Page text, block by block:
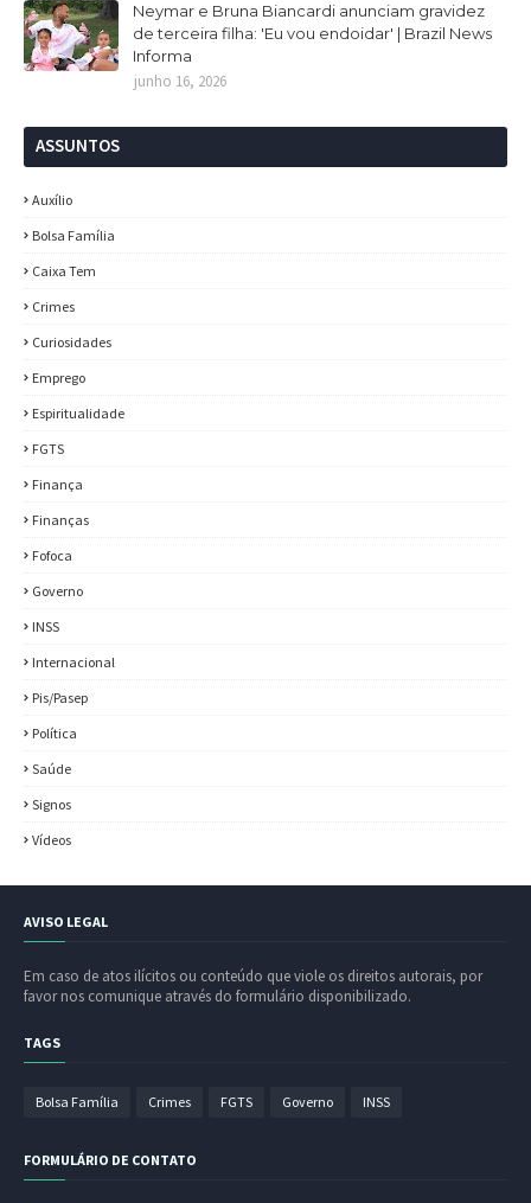
Neymar e Bruna Biancardi anunciam gravidez
de terceira filha: 'Eu vou endoidar' | Brazil News
Informa
junho 16, 2026
ASSUNTOS
Auxílio
Bolsa Família
Caixa Tem
Crimes
Curiosidades
Emprego
Espiritualidade
FGTS
Finança
Finanças
Fofoca
Governo
INSS
Internacional
Pis/Pasep
Política
Saúde
Signos
Vídeos
AVISO LEGAL
Em caso de atos ilícitos ou conteúdo que viole os direitos autorais, por
favor nos comunique através do formulário disponibilizado.
TAGS
Bolsa Família Crimes FGTS Governo INSS
FORMULÁRIO DE CONTATO